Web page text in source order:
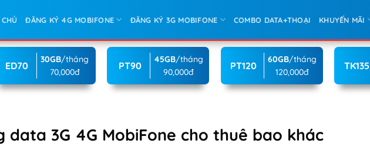
ĐĂNG KÝ 4G MOBIFONE ĐĂNG KÝ 3G MOBIFONE COMBO DATA+THOẠI KHUYẾN MÃI
ED70
30GB/tháng
70,000đ
PT90
45GB/tháng
90,000đ
PT120
60GB/tháng
120,000đ
TK135
data 3G 4G MobiFone cho thuê bao khác